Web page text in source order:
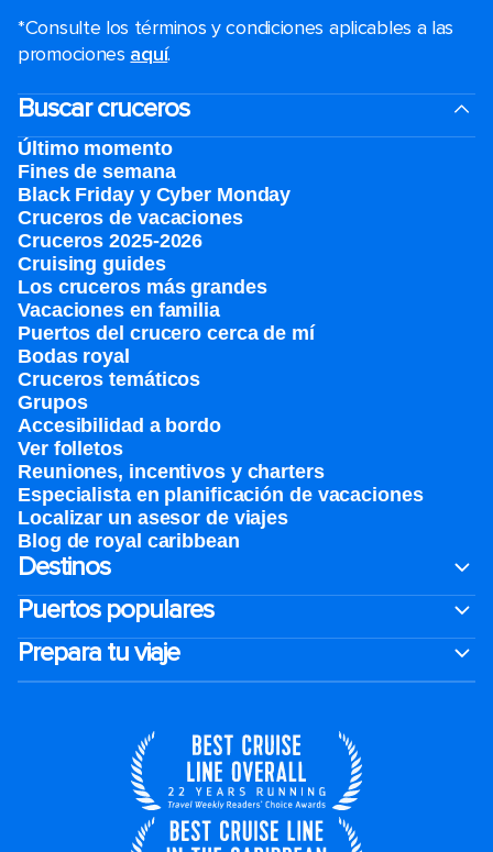
*Consulte los términos y condiciones aplicables a las
promociones aquí.
Buscar cruceros
Último momento
Fines de semana
Black Friday y Cyber Monday
Cruceros de vacaciones
Cruceros 2025-2026
Cruising guides
Los cruceros más grandes
Vacaciones en familia
Puertos del crucero cerca de mí
Bodas royal
Cruceros temáticos
Grupos
Accesibilidad a bordo
Ver folletos
Reuniones, incentivos y charters​
Especialista en planificación de vacaciones
Localizar un asesor de viajes
Blog de royal caribbean
Destinos
Puertos populares
Prepara tu viaje